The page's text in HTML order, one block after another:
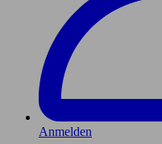
Anmelden